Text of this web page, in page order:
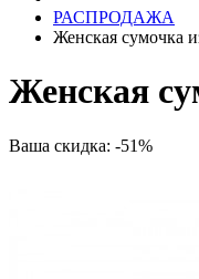
РАСПРОДАЖА
Женская сумочка
Женская
Ваша скидка: -51%